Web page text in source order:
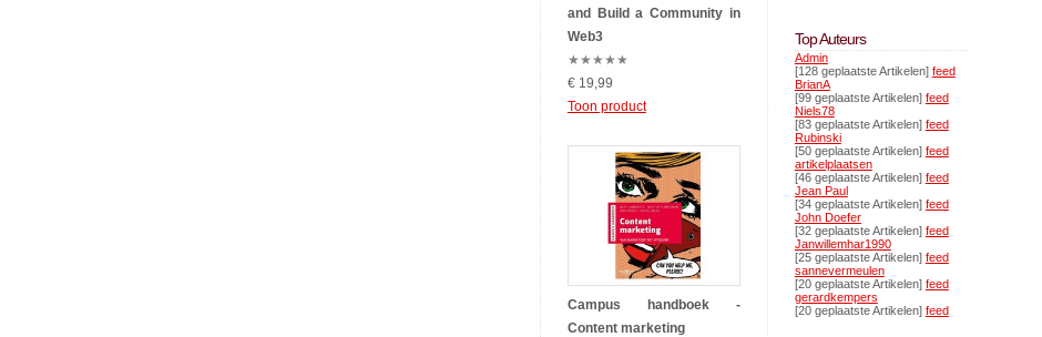
and Build a Community in
Web3
★★★★★
€ 19,99
Toon product
Campus handboek -
Content marketing
Top Auteurs
Admin
[128 geplaatste Artikelen] feed
BrianA
[99 geplaatste Artikelen] feed
Niels78
[83 geplaatste Artikelen] feed
Rubinski
[50 geplaatste Artikelen] feed
artikelplaatsen
[46 geplaatste Artikelen] feed
Jean Paul
[34 geplaatste Artikelen] feed
John Doefer
[32 geplaatste Artikelen] feed
Janwillemhar1990
[25 geplaatste Artikelen] feed
sannevermeulen
[20 geplaatste Artikelen] feed
gerardkempers
[20 geplaatste Artikelen] feed